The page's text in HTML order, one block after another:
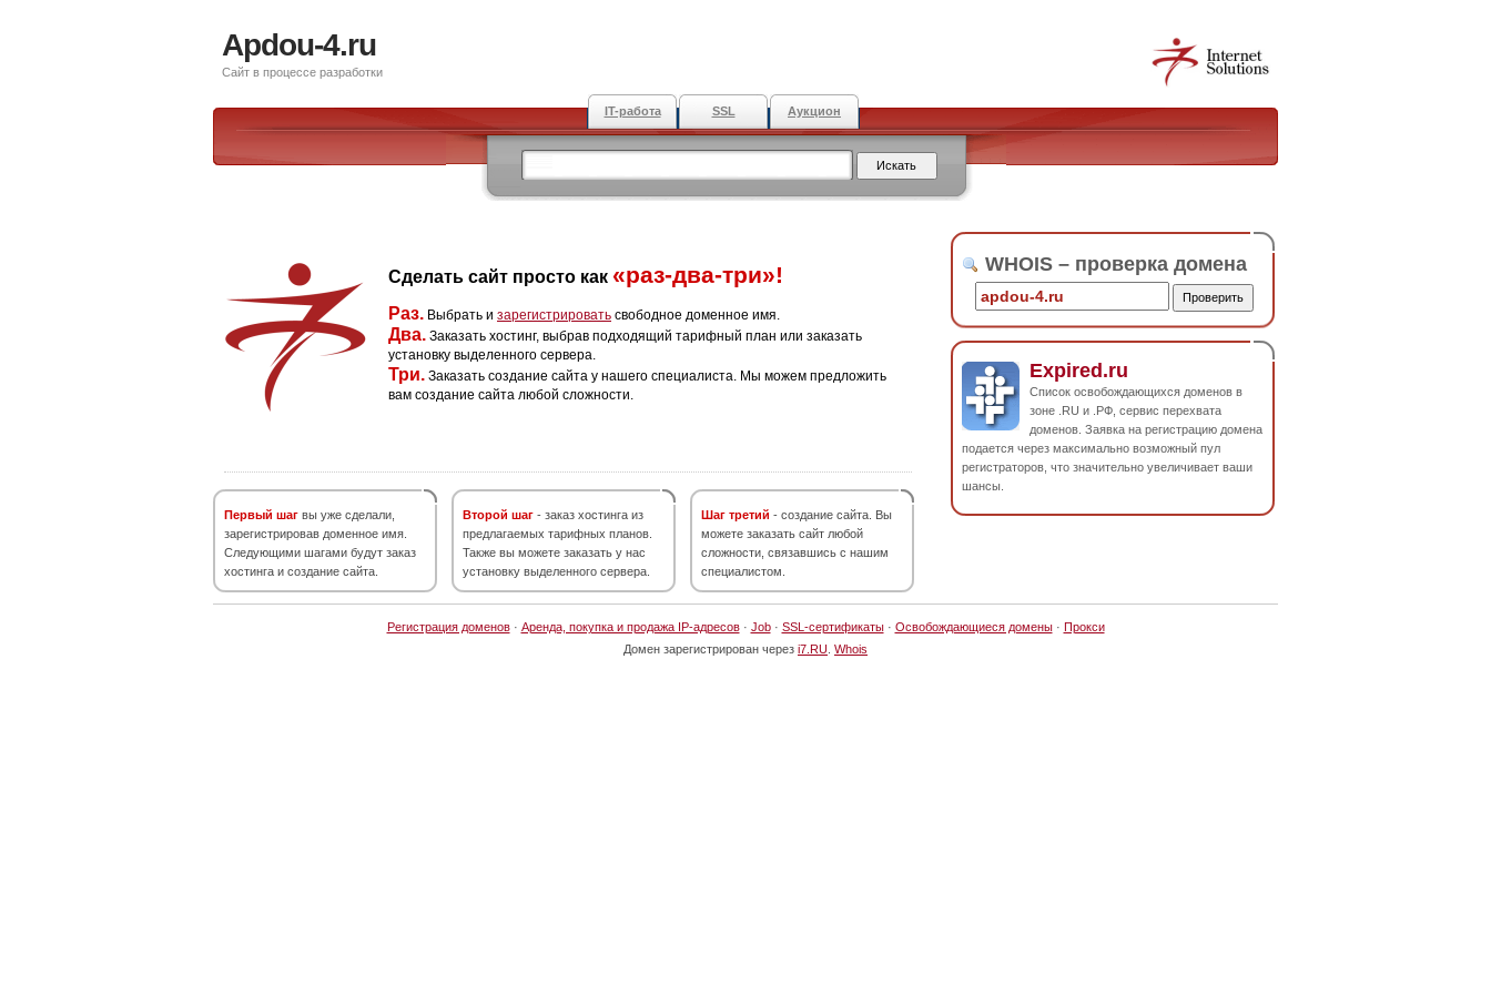
Apdou-4.ru
Сайт в процессе разработки
IT-работа SSL Аукцион
Сделать сайт просто как «раз-два-три»!
Раз. Выбрать и зарегистрировать свободное доменное имя.
Два. Заказать хостинг, выбрав подходящий тарифный план или заказать
установку выделенного сервера.
Три. Заказать создание сайта у нашего специалиста. Мы можем предложить
вам создание сайта любой сложности.
Первый шаг вы уже сделали,
зарегистрировав доменное имя.
Следующими шагами будут заказ
хостинга и создание сайта.
Второй шаг - заказ хостинга из
предлагаемых тарифных планов.
Также вы можете заказать у нас
установку выделенного сервера.
Шаг третий - создание сайта. Вы
можете заказать сайт любой
сложности, связавшись с нашим
специалистом.
WHOIS – проверка домена
Expired.ru
Список освобождающихся доменов в
зоне .RU и .РФ, сервис перехвата
доменов. Заявка на регистрацию домена
подается через максимально возможный пул
регистраторов, что значительно увеличивает ваши
шансы.
Регистрация доменов· Аренда, покупка и продажа IP-адресов· Job· SSL-сертификаты· Освобождающиеся домены· Прокси
Домен зарегистрирован через i7.RU Whois